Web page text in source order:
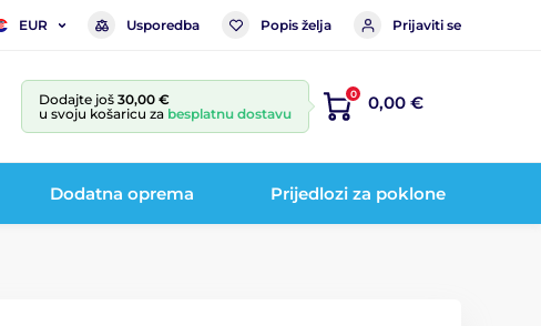
EUR Usporedba Popis želja Prijaviti se
Dodajte još 30,00 €
u svoju košaricu za besplatnu dostavu
0 0,00 €
Dodatna oprema Prijedlozi za poklone